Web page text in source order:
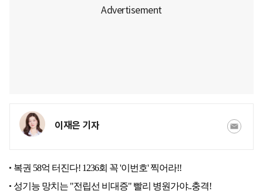
이재은 기자